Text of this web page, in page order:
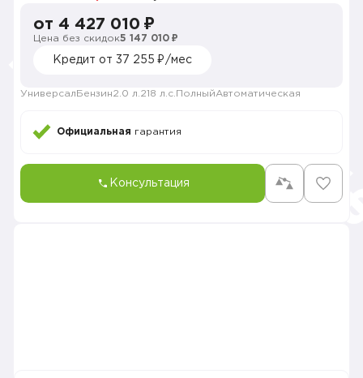
от 4 427 010 ₽
Цена без скидок5 147 010 ₽
Кредит от 37 255 ₽/мес
Универсал Бензин2.0 л. 218 л.с. ПолныйАвтоматическая
Официальная гарантия
Консультация